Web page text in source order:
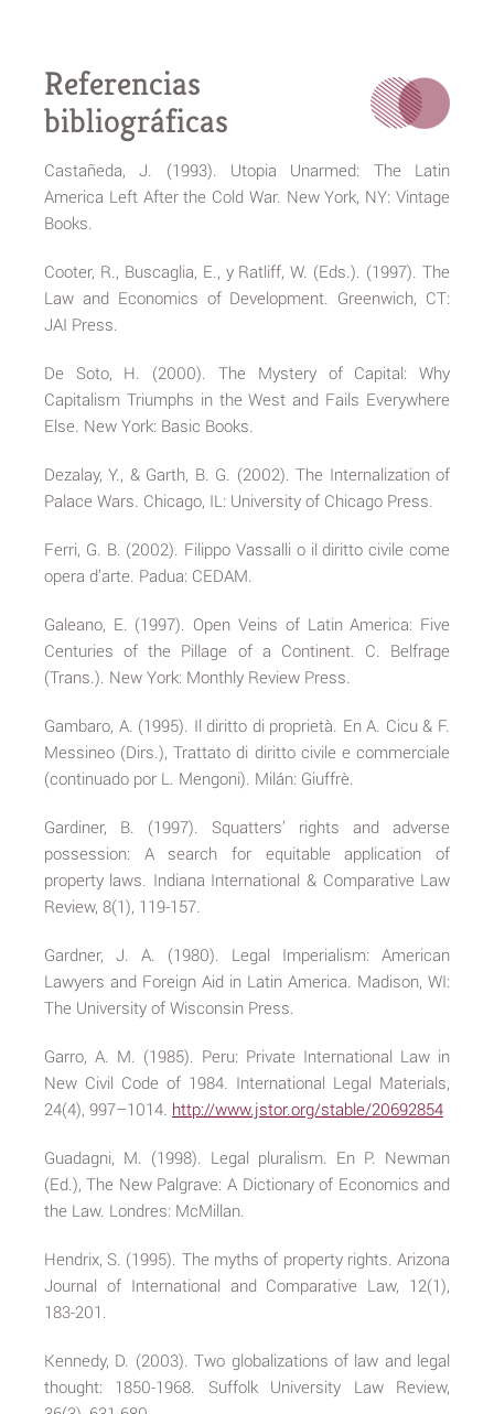
Referencias
bibliográficas
Castañeda, J. (1993). Utopia Unarmed: The Latin
America Left After the Cold War. New York, NY: Vintage
Books.
Cooter, R., Buscaglia, E., y Ratliff, W. (Eds.). (1997). The
Law and Economics of Development. Greenwich, CT:
JAI Press.
De Soto, H. (2000). The Mystery of Capital: Why
Capitalism Triumphs in the West and Fails Everywhere
Else. New York: Basic Books.
Dezalay, Y., & Garth, B. G. (2002). The Internalization of
Palace Wars. Chicago, IL: University of Chicago Press.
Ferri, G. B. (2002). Filippo Vassalli o il diritto civile come
opera d’arte. Padua: CEDAM.
Galeano, E. (1997). Open Veins of Latin America: Five
Centuries of the Pillage of a Continent. C. Belfrage
(Trans.). New York: Monthly Review Press.
Gambaro, A. (1995). Il diritto di proprietà. En A. Cicu & F.
Messineo (Dirs.), Trattato di diritto civile e commerciale
(continuado por L. Mengoni). Milán: Giuffrè.
Gardiner, B. (1997). Squatters’ rights and adverse
possession: A search for equitable application of
property laws. Indiana International & Comparative Law
Review, 8(1), 119-157.
Gardner, J. A. (1980). Legal Imperialism: American
Lawyers and Foreign Aid in Latin America. Madison, WI:
The University of Wisconsin Press.
Garro, A. M. (1985). Peru: Private International Law in
New Civil Code of 1984. International Legal Materials,
24(4), 997–1014. http://www.jstor.org/stable/20692854
Guadagni, M. (1998). Legal pluralism. En P. Newman
(Ed.), The New Palgrave: A Dictionary of Economics and
the Law. Londres: McMillan.
Hendrix, S. (1995). The myths of property rights. Arizona
Journal of International and Comparative Law, 12(1),
183-201.
Kennedy, D. (2003). Two globalizations of law and legal
thought: 1850-1968. Suffolk University Law Review,